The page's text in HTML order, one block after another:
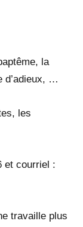
la
d’adieux, …
les
et courriel :
travaille plus